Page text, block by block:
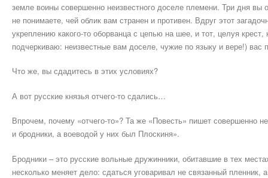
земле воины совершенно неизвестного доселе племени. Три дня вы
не понимаете, чей облик вам странен и противен. Вдруг этот
укреплению какого-то оборванца с цепью на шее, и тот, целуя
подчеркиваю: неизвестные вам доселе, чужие по языку и вере!)
Что же, вы сдадитесь в этих условиях?
А вот русские князья отчего-то сдались…
Впрочем, почему «отчего-то»? Та же «Повесть» пишет совершенно
и бродники, а воеводой у них был Плоскиня».
Бродники – это русские вольные дружинники, обитавшие в тех
несколько меняет дело: сдаться уговаривал не связанный пленник,